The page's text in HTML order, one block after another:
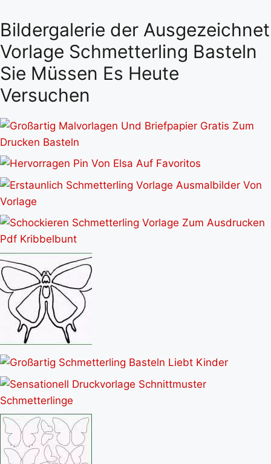
Bildergalerie der Ausgezeichnet
Vorlage Schmetterling Basteln
Sie Müssen Es Heute
Versuchen